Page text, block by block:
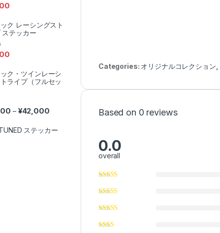
Categories: オリジナルコレクション
Based on 0 reviews
0.0
overall
ク レーシングスト
ステッカー
ク・ツインレーシ
ライプ（フルセッ
– ¥42,000Price range: ¥22,000 through ¥42,000
ステッカー